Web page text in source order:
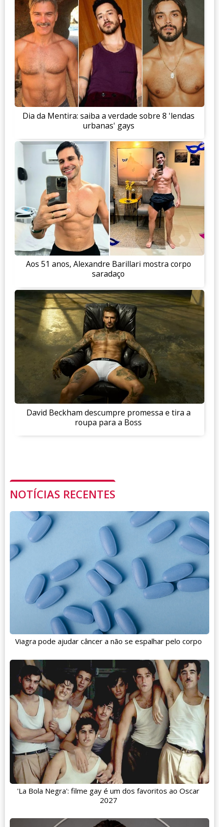
Dia da Mentira: saiba a verdade sobre 8 'lendas
urbanas' gays
Aos 51 anos, Alexandre Barillari mostra corpo
saradaço
David Beckham descumpre promessa e tira a
roupa para a Boss
NOTÍCIAS RECENTES
Viagra pode ajudar câncer a não se espalhar pelo corpo
'La Bola Negra': filme gay é um dos favoritos ao Oscar
2027